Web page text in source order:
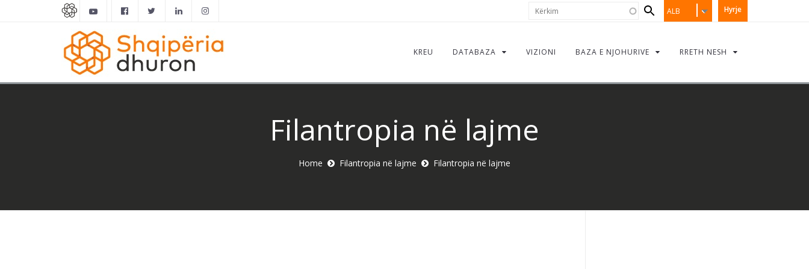
Hyrje
ALB
Search
form
KREU DATABAZA VIZIONI BAZA E NJOHURIVE RRETH NESH
Filantropia në lajme
Home Filantropia në lajme Filantropia në lajme